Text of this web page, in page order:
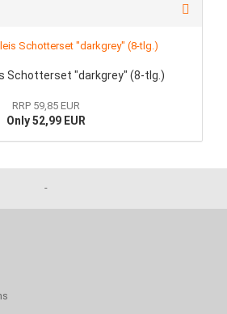
Schotterset "darkgrey" (8-tlg.)
RRP 59,85 EUR
Only 52,99 EUR
-